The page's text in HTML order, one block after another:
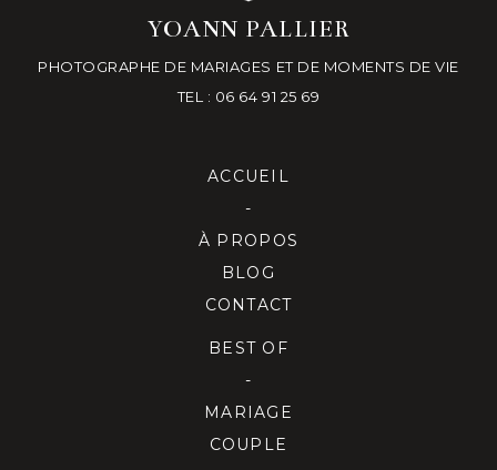
YOANN PALLIER
PHOTOGRAPHE DE MARIAGES ET DE MOMENTS DE VIE
TEL : 06 64 91 25 69
ACCUEIL
-
À PROPOS
BLOG
CONTACT
BEST OF
-
MARIAGE
COUPLE